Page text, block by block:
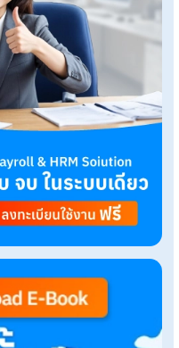
อน HumanSoft
วันครบทุกฟังก์ชัน
ช้จ่ายใดๆ ทั้งสิ้น ยกเลิกเมื่อไหร่ก็ได้
ใช้งานฟรี